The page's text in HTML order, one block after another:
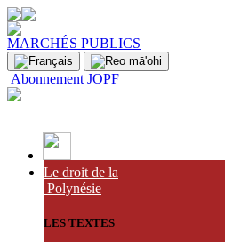
MARCHÉS PUBLICS
Abonnement JOPF
Le droit de la
Polynésie
LES TEXTES